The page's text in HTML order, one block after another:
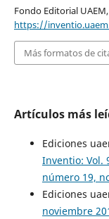
Fondo Editorial
https://
Más formatos de
Artículos más
Ediciones
Inventio: Vol.
número 19,
Ediciones
noviembre